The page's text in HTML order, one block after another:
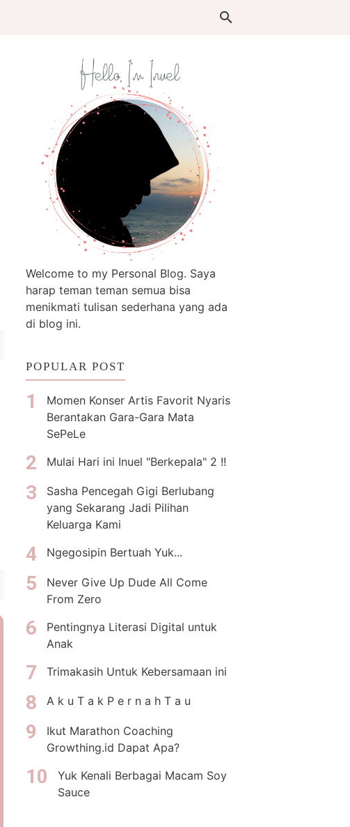
Welcome to my Personal Blog. Saya
harap teman teman semua bisa
menikmati tulisan sederhana yang ada
di blog ini.
POPULAR POST
Momen Konser Artis Favorit Nyaris
Berantakan Gara-Gara Mata
SePeLe
Mulai Hari ini Inuel "Berkepala" 2 !!
Sasha Pencegah Gigi Berlubang
yang Sekarang Jadi Pilihan
Keluarga Kami
Ngegosipin Bertuah Yuk...
Never Give Up Dude All Come
From Zero
Pentingnya Literasi Digital untuk
Anak
Trimakasih Untuk Kebersamaan ini
A k u T a k P e r n a h T a u
Ikut Marathon Coaching
Growthing.id Dapat Apa?
Yuk Kenali Berbagai Macam Soy
Sauce